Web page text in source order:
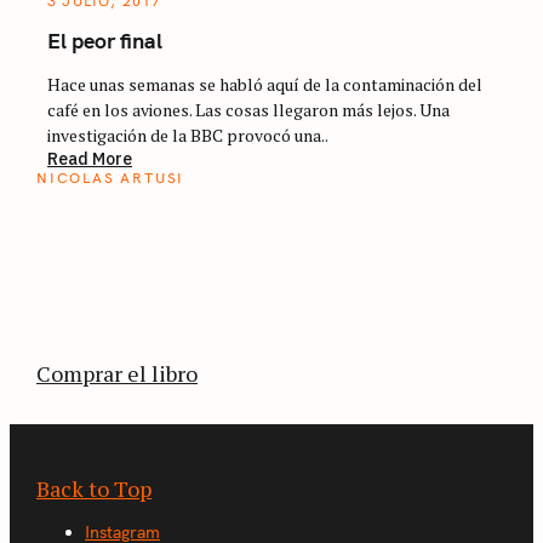
El peor final
Hace unas semanas se habló aquí de la contaminación del
café en los aviones. Las cosas llegaron más lejos. Una
investigación de la BBC provocó una..
Read More
NICOLAS ARTUSI
Comprar el libro
Back to Top
Instagram